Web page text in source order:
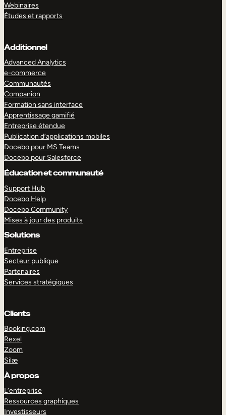
Webinaires
Études et rapports
Additionnel
Advanced Analytics
e-commerce
Communautés
Companion
Formation sans interface
Apprentissage gamifié
Entreprise étendue
Publication d’applications mobiles
Docebo pour MS Teams
Docebo pour Salesforce
Éducation et communauté
Support Hub
Docebo Help
Docebo Community
Mises à jour des produits
Solutions
Entreprise
Secteur publique
Partenaires
Services stratégiques
Clients
Booking.com
Rexel
Zoom
Silæ
À propos
L’entreprise
Ressources graphiques
Investisseurs